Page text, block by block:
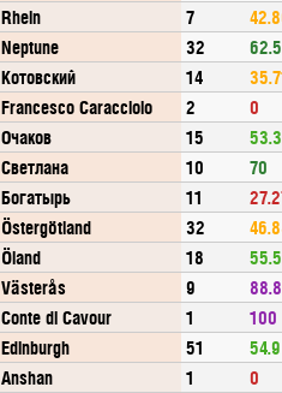
Rhein 7
Neptune 32
62.5
Котовский 14
Francesco Caracciolo 2
0
Очаков 15
Светлана 10
70
Богатырь 11
Östergötland 32
Öland 18
Västerås 9
Conte di Cavour 1
100
Edinburgh 51
54.9
Anshan 1
0